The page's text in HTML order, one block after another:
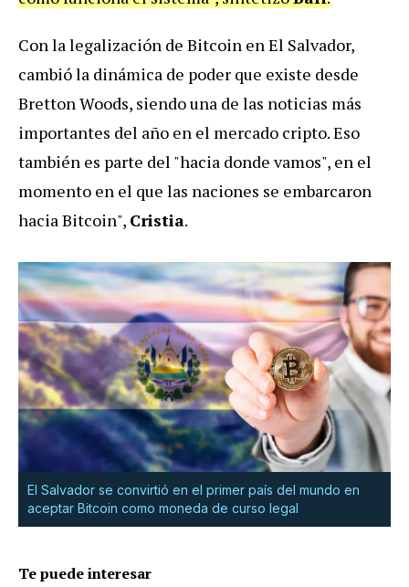
Con la legalización de Bitcoin en El Salvador,
cambió la dinámica de poder que existe desde
Bretton Woods, siendo una de las noticias más
importantes del año en el mercado cripto. Eso
también es parte del "hacia donde vamos", en el
momento en el que las naciones se embarcaron
hacia Bitcoin", Cristia.
El Salvador se convirtió en el primer país del mundo en
aceptar Bitcoin como moneda de curso legal
Te puede interesar